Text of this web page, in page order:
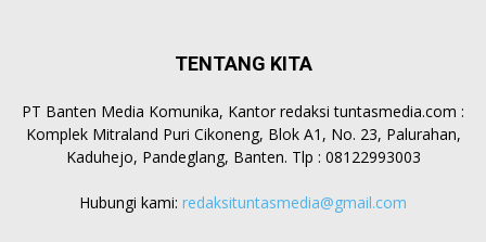
TENTANG KITA
PT Banten Media Komunika, Kantor redaksi tuntasmedia.com :
Komplek Mitraland Puri Cikoneng, Blok A1, No. 23, Palurahan,
Kaduhejo, Pandeglang, Banten. Tlp : 08122993003
Hubungi kami: redaksituntasmedia@gmail.com